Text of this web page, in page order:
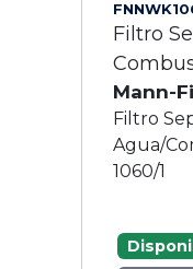
Filtro
Mann-
Filtro
Agua/
1060/1